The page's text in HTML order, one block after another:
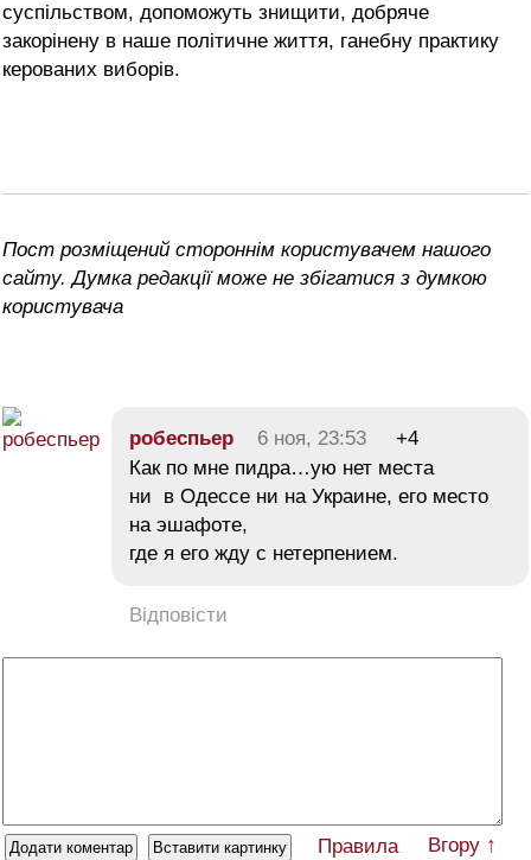
суспільством, допоможуть знищити, добряче
закорінену в наше політичне життя, ганебну практику
керованих виборів.
Пост розміщений стороннім користувачем нашого
сайту. Думка редакції може не збігатися з думкою
користувача
робеспьер 6 ноя, 23:53
+4
Как по мне пидра…ую нет места
ни в Одессе ни на Украине, его место
на эшафоте,
где я его жду с нетерпением.
Відповісти
Правила Вгору ↑